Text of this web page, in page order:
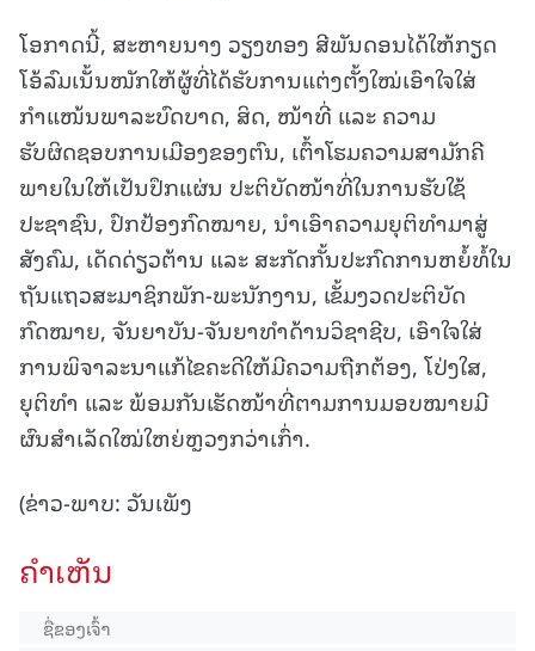
ໂອກາດນີ້, ສະຫາຍນາງ ວຽງທອງ ສີພັນດອນໄດ້ໃຫ້ກຽດ
ໂອ້ລົມເນັ້ນໜັກໃຫ້ຜູ້ທີ່ໄດ້ຮັບການແຕ່ງຕັ້ງໃໝ່ເອົາໃຈໃສ່
ກຳແໜ້ນພາລະບົດບາດ, ສິດ, ໜ້າທີ່ ແລະ ຄວາມ
ຮັບຜິດຊອບການເມືອງຂອງຕົນ, ເຕົ້າໂຮມຄວາມສາມັກຄີ
ພາຍໃນໃຫ້ເປັນປຶກແຜ່ນ ປະຕິບັດໜ້າທີ່ໃນການຮັບໃຊ້
ປະຊາຊົນ, ປົກປ້ອງກົດໝາຍ, ນໍາເອົາຄວາມຍຸຕິທຳມາສູ່
ສັງຄົມ, ເດັດດ່ຽວຕ້ານ ແລະ ສະກັດກັ້ນປະກົດການຫຍໍ້ທໍ້ໃນ
ຖັນແຖວສະມາຊິກພັກ-ພະນັກງານ, ເຂັ້ມງວດປະຕິບັດ
ກົດໝາຍ, ຈັນຍາບັນ-ຈັນຍາທຳດ້ານວິຊາຊີບ, ເອົາໃຈໃສ່
ການພິຈາລະນາແກ້ໄຂຄະດີໃຫ້ມີຄວາມຖືກຕ້ອງ, ໂປ່ງໃສ,
ຍຸຕິທຳ ແລະ ພ້ອມກັນເຮັດໜ້າທີ່ຕາມການມອບໝາຍມີ
ຜົນສໍາເລັດໃໝ່ໃຫຍ່ຫຼວງກວ່າເກົ່າ.
(ຂ່າວ-ພາບ: ວັນເພັງ
ຄໍາເຫັນ